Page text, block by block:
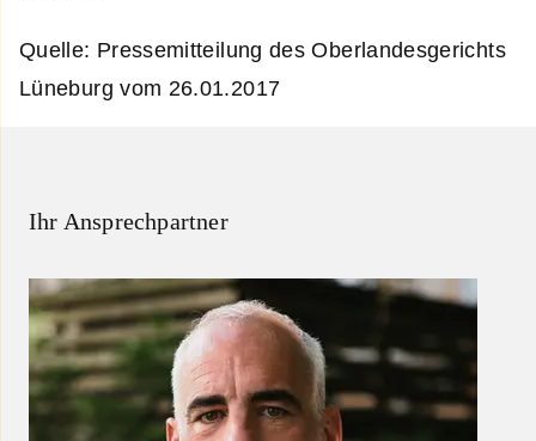
Quelle: Pressemitteilung des Oberlandesgerichts
Lüneburg vom 26.01.2017
Ihr Ansprechpartner